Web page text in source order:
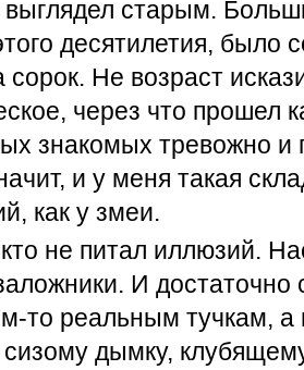
старым.
десятилетия, было
сорок. Не возраст
через что прошел
знакомых тревожно и
и у меня такая
как у змеи.
не питал иллюзий.
И достаточно
то реальным тучкам, а
сизому дымку,